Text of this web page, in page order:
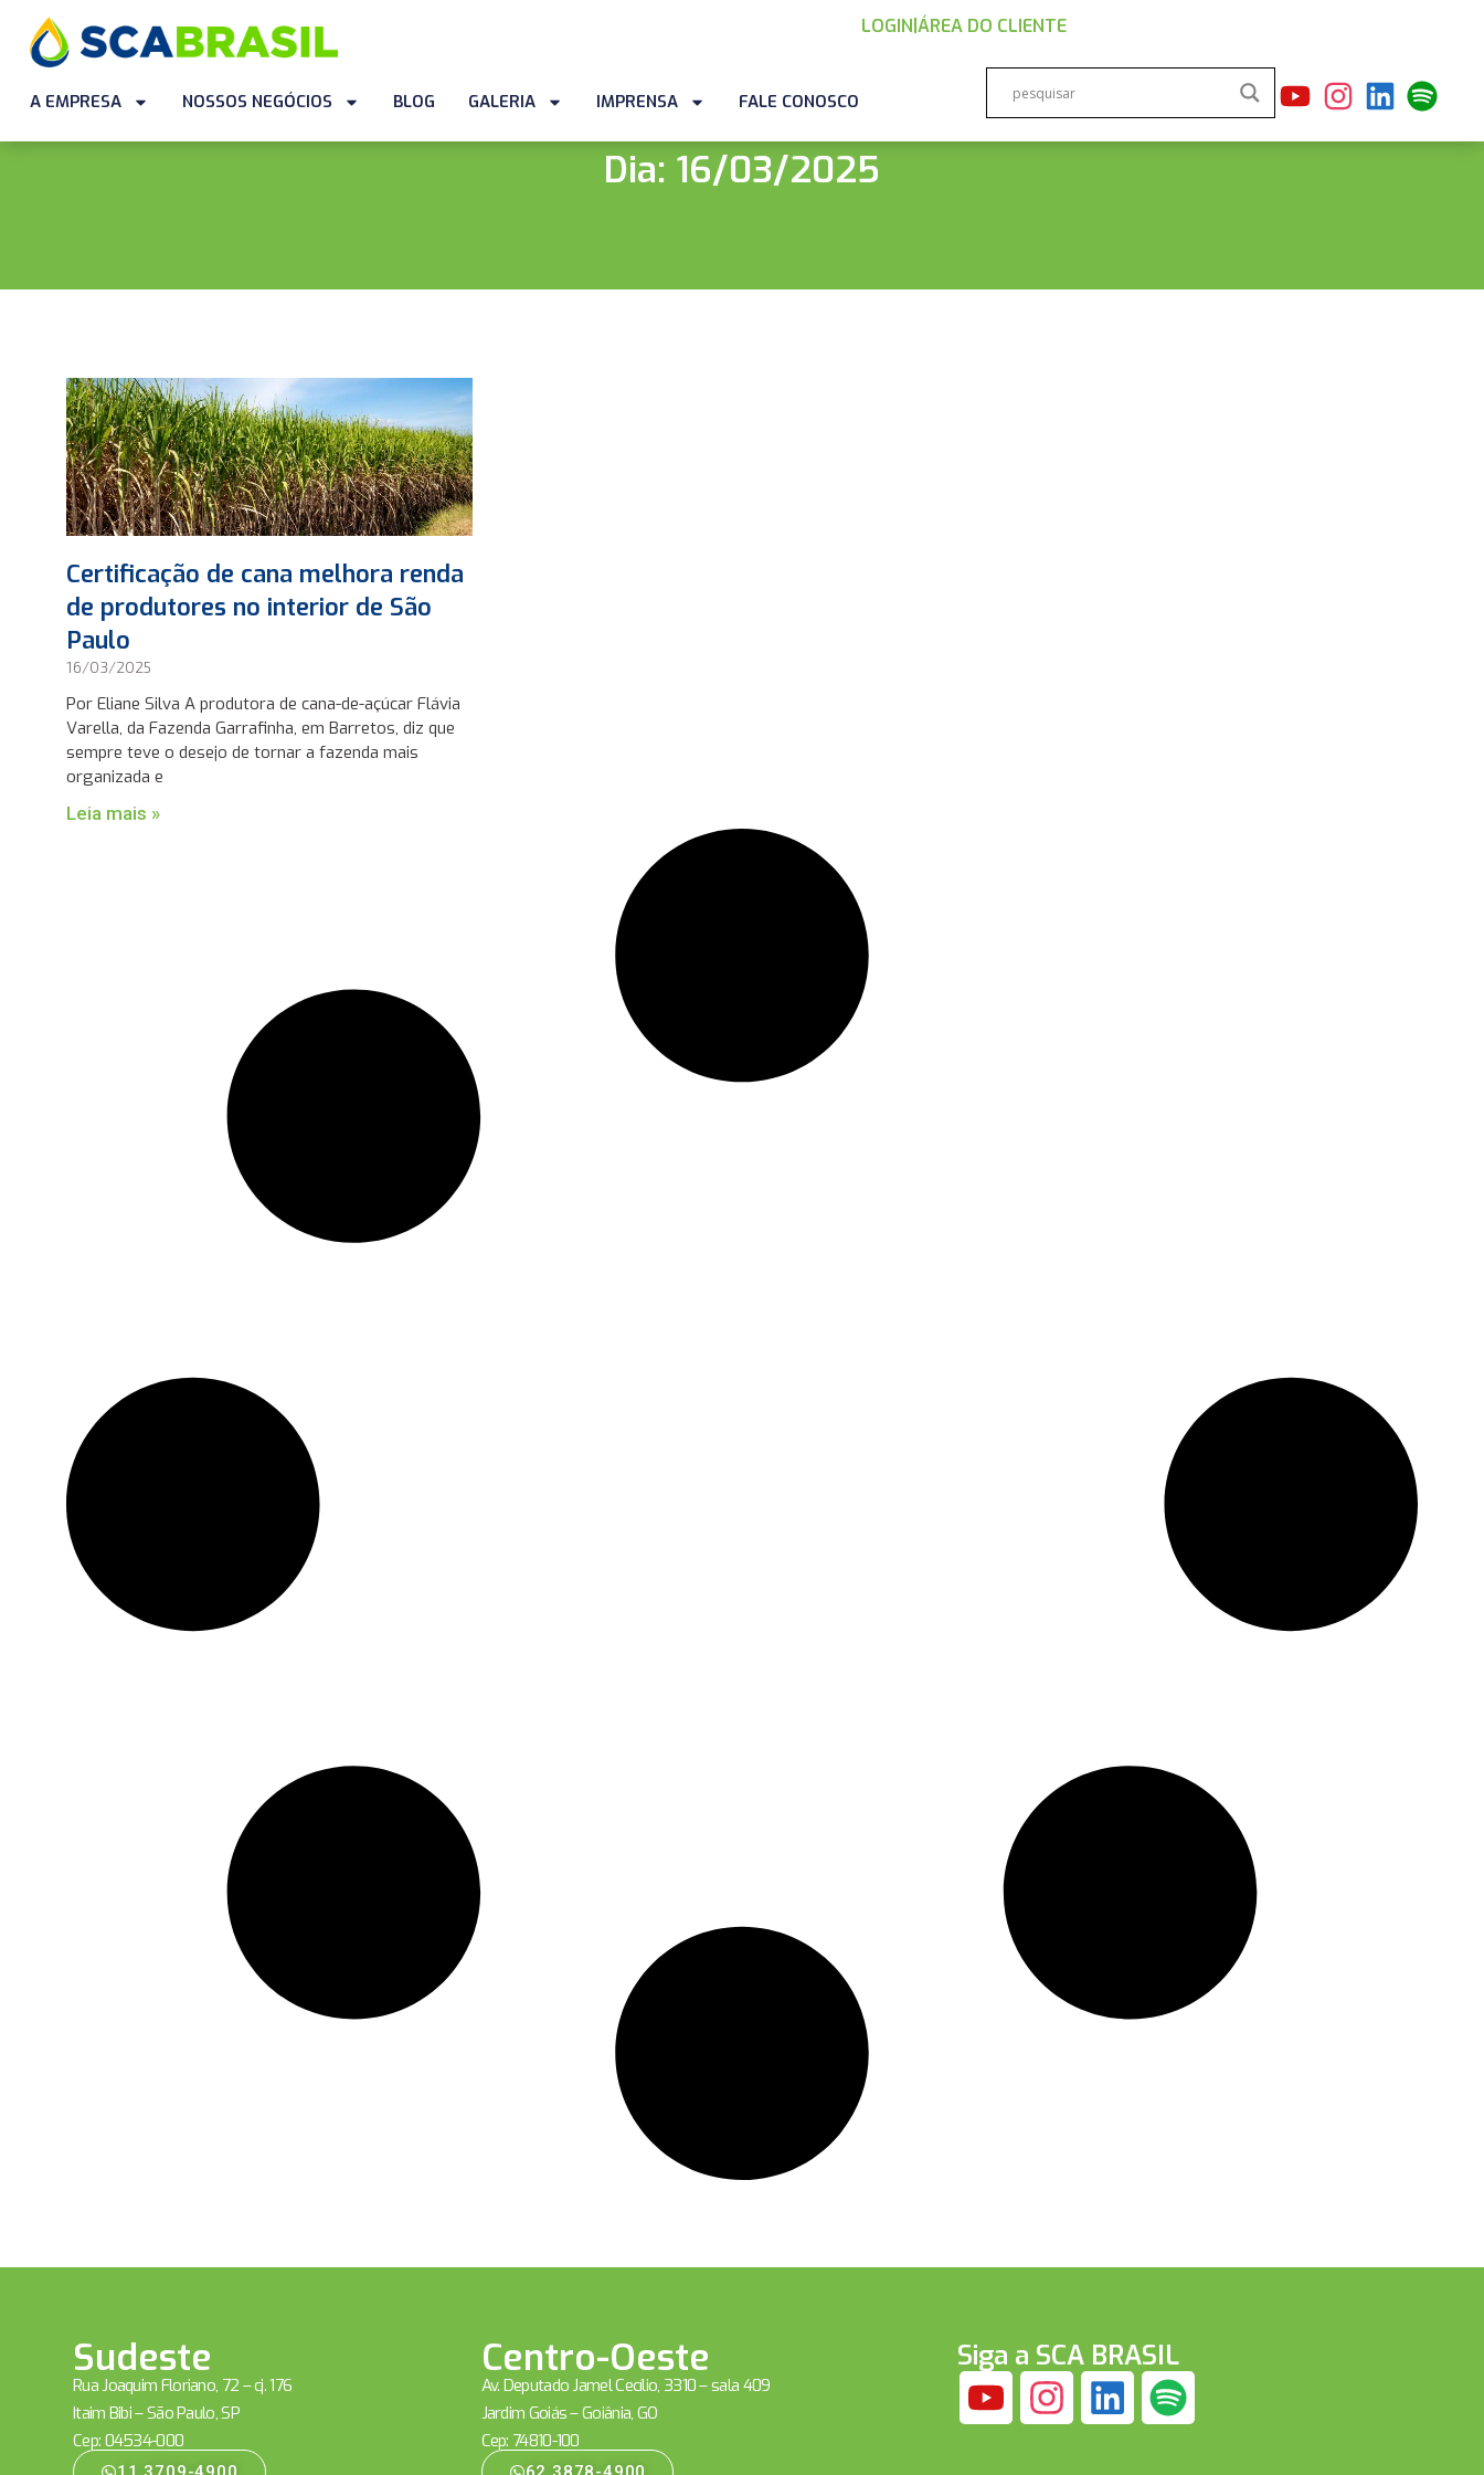
LOGIN |ÁREA DO CLIENTE
A EMPRESA NOSSOS NEGÓCIOS BLOG GALERIA IMPRENSA FALE CONOSCO
Dia: 16/03/2025
Certificação de cana melhora renda
de produtores no interior de São
Paulo
16/03/2025
Por Eliane Silva A produtora de cana-de-açúcar Flávia
Varella, da Fazenda Garrafinha, em Barretos, diz que
sempre teve o desejo de tornar a fazenda mais
organizada e
Leia mais »
Sudeste
Rua Joaquim Floriano, 72 – cj. 176
Itaim Bibi – São Paulo, SP
Cep: 04534-000
Centro-Oeste
Av. Deputado Jamel Cecílio, 3310 – sala 409
Jardim Goiás – Goiânia, GO
Cep: 74810-100
Siga a SCA BRASIL